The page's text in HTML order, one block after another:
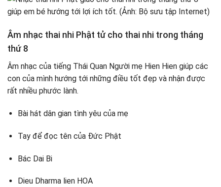
Âm nhạc thai nhi Phật tử cho thai nhi trong tháng
thứ 8
Âm nhạc của tiếng Thái Quan Người mẹ Hien Hien giúp các
con của mình hướng tới những điều tốt đẹp và nhận được
rất nhiều phước lành.
Bài hát dân gian tình yêu của mẹ
Tay để đọc tên của Đức Phật
Bác Dai Bi
Dieu Dharma lien HOA